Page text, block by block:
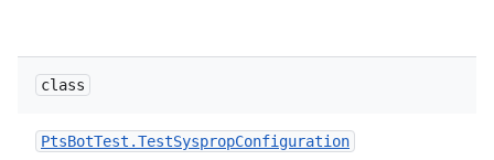
class
PtsBotTest .TestSyspropConfiguration